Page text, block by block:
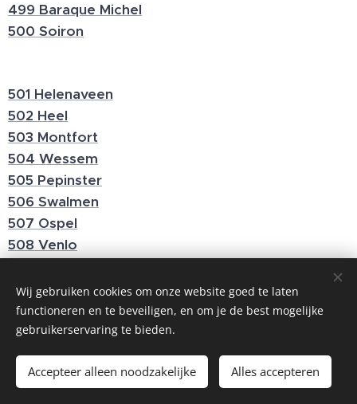
499 Baraque Michel
500 Soiron
501 Helenaveen
502 Heel
503 Montfort
504 Wessem
505 Pepinster
506 Swalmen
507 Ospel
508 Venlo
510 Trooz
511 Horst
512 Weert
513 Weert
514 Wegberg
Wij gebruiken cookies om onze website goed te laten
functioneren en te beveiligen, en om je de best mogelijke
gebruikerservaring te bieden.
Accepteer alleen noodzakelijke Alles accepteren